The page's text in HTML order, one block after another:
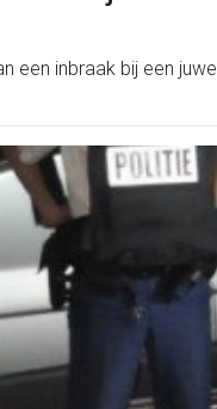
inbraak bij een